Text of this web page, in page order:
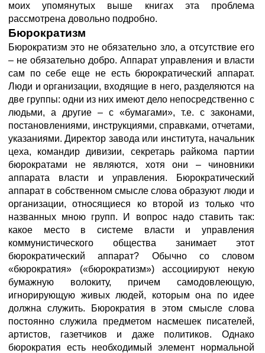
моих упомянутых выше книгах эта проблема
рассмотрена довольно подробно.
Бюрократизм
Бюрократизм это не обязательно зло, а отсутствие его
– не обязательно добро. Аппарат управления и власти
сам по себе еще не есть бюрократический аппарат.
Люди и организации, входящие в него, разделяются на
две группы: одни из них имеют дело непосредственно с
людьми, а другие – с «бумагами», т.е. с законами,
постановлениями, инструкциями, справками, отчетами,
указаниями. Директор завода или института, начальник
цеха, командир дивизии, секретарь райкома партии
бюрократами не являются, хотя они – чиновники
аппарата власти и управления. Бюрократический
аппарат в собственном смысле слова образуют люди и
организации, относящиеся ко второй из только что
названных мною групп. И вопрос надо ставить так:
какое место в системе власти и управления
коммунистического общества занимает этот
бюрократический аппарат? Обычно со словом
«бюрократия» («бюрократизм») ассоциируют некую
бумажную волокиту, причем самодовлеющую,
игнорирующую живых людей, которым она по идее
должна служить. Бюрократия в этом смысле слова
постоянно служила предметом насмешек писателей,
артистов, газетчиков и даже политиков. Однако
бюрократия есть необходимый элемент нормальной